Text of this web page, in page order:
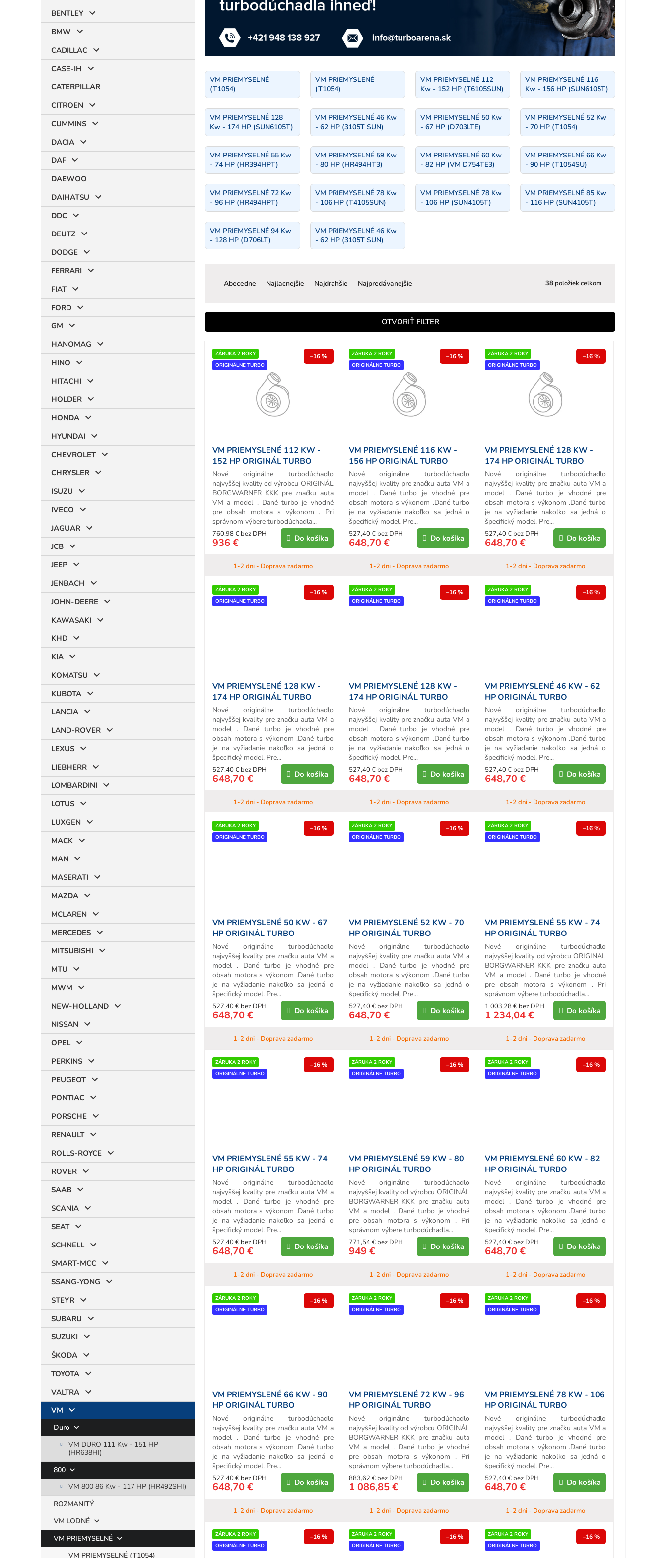
BENTLEY
BMW
CADILLAC
CASE-IH
CATERPILLAR
CITROEN
CUMMINS
DACIA
DAF
DAEWOO
DAIHATSU
DDC
DEUTZ
DODGE
FERRARI
FIAT
FORD
GM
HANOMAG
HINO
HITACHI
HOLDER
HONDA
HYUNDAI
CHEVROLET
CHRYSLER
ISUZU
IVECO
JAGUAR
JCB
JEEP
JENBACH
JOHN-DEERE
KAWASAKI
KHD
KIA
KOMATSU
KUBOTA
LANCIA
LAND-ROVER
LEXUS
LIEBHERR
LOMBARDINI
LOTUS
LUXGEN
MACK
MAN
MASERATI
MAZDA
MCLAREN
MERCEDES
MITSUBISHI
MTU
MWM
NEW-HOLLAND
NISSAN
OPEL
PERKINS
PEUGEOT
PONTIAC
PORSCHE
RENAULT
ROLLS-ROYCE
ROVER
SAAB
SCANIA
SEAT
SCHNELL
SMART-MCC
SSANG-YONG
STEYR
SUBARU
SUZUKI
ŠKODA
TOYOTA
VALTRA
VM
Duro
VM DURO 111 Kw - 151 HP
(HR638HI)
800
VM 800 86 Kw - 117 HP (HR492SHI)
ROZMANITÝ
VM LODNÉ
VM PRIEMYSELNÉ
VM PRIEMYSELNÉ (T1054)
VM PRIEMYSELNÉ
(T1054)
VM PRIEMYSLENÉ
(T1054)
VM PRIEMYSELNÉ 112
Kw - 152 HP (T6105SUN)
VM PRIEMYSELNÉ 116
Kw - 156 HP (SUN6105T)
VM PRIEMYSELNÉ 128
Kw - 174 HP (SUN6105T)
VM PRIEMYSELNÉ 46 Kw
- 62 HP (3105T SUN)
VM PRIEMYSELNÉ 50 Kw
- 67 HP (D703LTE)
VM PRIEMYSELNÉ 52 Kw
- 70 HP (T1054)
VM PRIEMYSELNÉ 55 Kw
- 74 HP (HR394HPT)
VM PRIEMYSELNÉ 59 Kw
- 80 HP (HR494HT3)
VM PRIEMYSELNÉ 60 Kw
- 82 HP (VM D754TE3)
VM PRIEMYSELNÉ 66 Kw
- 90 HP (T1054SU)
VM PRIEMYSELNÉ 72 Kw
- 96 HP (HR494HPT)
VM PRIEMYSELNÉ 78 Kw
- 106 HP (T4105SUN)
VM PRIEMYSELNÉ 78 Kw
- 106 HP (SUN4105T)
VM PRIEMYSELNÉ 85 Kw
- 116 HP (SUN4105T)
VM PRIEMYSELNÉ 94 Kw
- 128 HP (D706LT)
VM PRIEMYSELNÉ 46 Kw
- 62 HP (3105T SUN)
n
p
r
o
Abecedne Najlacnejšie Najdrahšie Najpredávanejšie 38 položiek celkom
OTVORIŤ FILTER
ZÁRUKA 2 ROKY
ORIGINÁLNE TURBO
–16 %
VM PRIEMYSLENÉ 112 KW -
152 HP ORIGINÁL TURBO
1-2 dni - Doprava zadarmo
760,98 € bez DPH
936 € Do košíka
Nové originálne turbodúchadlo
najvyššej kvality od výrobcu ORIGINÁL
BORGWARNER KKK pre značku auta
VM a model . Dané turbo je vhodné
pre obsah motora s výkonom . Pri
správnom výbere turbodúchadla...
ZÁRUKA 2 ROKY
ORIGINÁLNE TURBO
–16 %
VM PRIEMYSLENÉ 116 KW -
156 HP ORIGINÁL TURBO
1-2 dni - Doprava zadarmo
527,40 € bez DPH
648,70 € Do košíka
Nové originálne turbodúchadlo
najvyššej kvality pre značku auta VM a
model . Dané turbo je vhodné pre
obsah motora s výkonom .Dané turbo
je na vyžiadanie nakoľko sa jedná o
špecifický model. Pre...
ZÁRUKA 2 ROKY
ORIGINÁLNE TURBO
–16 %
VM PRIEMYSLENÉ 128 KW -
174 HP ORIGINÁL TURBO
1-2 dni - Doprava zadarmo
527,40 € bez DPH
648,70 € Do košíka
Nové originálne turbodúchadlo
najvyššej kvality pre značku auta VM a
model . Dané turbo je vhodné pre
obsah motora s výkonom .Dané turbo
je na vyžiadanie nakoľko sa jedná o
špecifický model. Pre...
ZÁRUKA 2 ROKY
ORIGINÁLNE TURBO
–16 %
VM PRIEMYSLENÉ 128 KW -
174 HP ORIGINÁL TURBO
1-2 dni - Doprava zadarmo
527,40 € bez DPH
648,70 € Do košíka
Nové originálne turbodúchadlo
najvyššej kvality pre značku auta VM a
model . Dané turbo je vhodné pre
obsah motora s výkonom .Dané turbo
je na vyžiadanie nakoľko sa jedná o
špecifický model. Pre...
ZÁRUKA 2 ROKY
ORIGINÁLNE TURBO
–16 %
VM PRIEMYSLENÉ 128 KW -
174 HP ORIGINÁL TURBO
1-2 dni - Doprava zadarmo
527,40 € bez DPH
648,70 € Do košíka
Nové originálne turbodúchadlo
najvyššej kvality pre značku auta VM a
model . Dané turbo je vhodné pre
obsah motora s výkonom .Dané turbo
je na vyžiadanie nakoľko sa jedná o
špecifický model. Pre...
ZÁRUKA 2 ROKY
ORIGINÁLNE TURBO
–16 %
VM PRIEMYSLENÉ 46 KW - 62
HP ORIGINÁL TURBO
1-2 dni - Doprava zadarmo
527,40 € bez DPH
648,70 € Do košíka
Nové originálne turbodúchadlo
najvyššej kvality pre značku auta VM a
model . Dané turbo je vhodné pre
obsah motora s výkonom .Dané turbo
je na vyžiadanie nakoľko sa jedná o
špecifický model. Pre...
ZÁRUKA 2 ROKY
ORIGINÁLNE TURBO
–16 %
VM PRIEMYSLENÉ 50 KW - 67
HP ORIGINÁL TURBO
1-2 dni - Doprava zadarmo
527,40 € bez DPH
648,70 € Do košíka
Nové originálne turbodúchadlo
najvyššej kvality pre značku auta VM a
model . Dané turbo je vhodné pre
obsah motora s výkonom .Dané turbo
je na vyžiadanie nakoľko sa jedná o
špecifický model. Pre...
ZÁRUKA 2 ROKY
ORIGINÁLNE TURBO
–16 %
VM PRIEMYSLENÉ 52 KW - 70
HP ORIGINÁL TURBO
1-2 dni - Doprava zadarmo
527,40 € bez DPH
648,70 € Do košíka
Nové originálne turbodúchadlo
najvyššej kvality pre značku auta VM a
model . Dané turbo je vhodné pre
obsah motora s výkonom .Dané turbo
je na vyžiadanie nakoľko sa jedná o
špecifický model. Pre...
ZÁRUKA 2 ROKY
ORIGINÁLNE TURBO
–16 %
VM PRIEMYSLENÉ 55 KW - 74
HP ORIGINÁL TURBO
1-2 dni - Doprava zadarmo
1 003,28 € bez DPH
1 234,04 € Do košíka
Nové originálne turbodúchadlo
najvyššej kvality od výrobcu ORIGINÁL
BORGWARNER KKK pre značku auta
VM a model . Dané turbo je vhodné
pre obsah motora s výkonom . Pri
správnom výbere turbodúchadla...
ZÁRUKA 2 ROKY
ORIGINÁLNE TURBO
–16 %
VM PRIEMYSLENÉ 55 KW - 74
HP ORIGINÁL TURBO
1-2 dni - Doprava zadarmo
527,40 € bez DPH
648,70 € Do košíka
Nové originálne turbodúchadlo
najvyššej kvality pre značku auta VM a
model . Dané turbo je vhodné pre
obsah motora s výkonom .Dané turbo
je na vyžiadanie nakoľko sa jedná o
špecifický model. Pre...
ZÁRUKA 2 ROKY
ORIGINÁLNE TURBO
–16 %
VM PRIEMYSLENÉ 59 KW - 80
HP ORIGINÁL TURBO
1-2 dni - Doprava zadarmo
771,54 € bez DPH
949 € Do košíka
Nové originálne turbodúchadlo
najvyššej kvality od výrobcu ORIGINÁL
BORGWARNER KKK pre značku auta
VM a model . Dané turbo je vhodné
pre obsah motora s výkonom . Pri
správnom výbere turbodúchadla...
ZÁRUKA 2 ROKY
ORIGINÁLNE TURBO
–16 %
VM PRIEMYSLENÉ 60 KW - 82
HP ORIGINÁL TURBO
1-2 dni - Doprava zadarmo
527,40 € bez DPH
648,70 € Do košíka
Nové originálne turbodúchadlo
najvyššej kvality pre značku auta VM a
model . Dané turbo je vhodné pre
obsah motora s výkonom .Dané turbo
je na vyžiadanie nakoľko sa jedná o
špecifický model. Pre...
ZÁRUKA 2 ROKY
ORIGINÁLNE TURBO
–16 %
VM PRIEMYSLENÉ 66 KW - 90
HP ORIGINÁL TURBO
1-2 dni - Doprava zadarmo
527,40 € bez DPH
648,70 € Do košíka
Nové originálne turbodúchadlo
najvyššej kvality pre značku auta VM a
model . Dané turbo je vhodné pre
obsah motora s výkonom .Dané turbo
je na vyžiadanie nakoľko sa jedná o
špecifický model. Pre...
ZÁRUKA 2 ROKY
ORIGINÁLNE TURBO
–16 %
VM PRIEMYSLENÉ 72 KW - 96
HP ORIGINÁL TURBO
1-2 dni - Doprava zadarmo
883,62 € bez DPH
1 086,85 € Do košíka
Nové originálne turbodúchadlo
najvyššej kvality od výrobcu ORIGINÁL
BORGWARNER KKK pre značku auta
VM a model . Dané turbo je vhodné
pre obsah motora s výkonom . Pri
správnom výbere turbodúchadla...
ZÁRUKA 2 ROKY
ORIGINÁLNE TURBO
–16 %
VM PRIEMYSLENÉ 78 KW - 106
HP ORIGINÁL TURBO
1-2 dni - Doprava zadarmo
527,40 € bez DPH
648,70 € Do košíka
Nové originálne turbodúchadlo
najvyššej kvality pre značku auta VM a
model . Dané turbo je vhodné pre
obsah motora s výkonom .Dané turbo
je na vyžiadanie nakoľko sa jedná o
špecifický model. Pre...
ZÁRUKA 2 ROKY
ORIGINÁLNE TURBO
–16 %
ZÁRUKA 2 ROKY
ORIGINÁLNE TURBO
–16 %
ZÁRUKA 2 ROKY
ORIGINÁLNE TURBO
–16 %